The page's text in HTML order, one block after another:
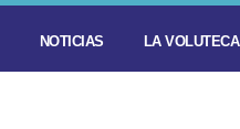
NOTICIAS LA VOLUTECA